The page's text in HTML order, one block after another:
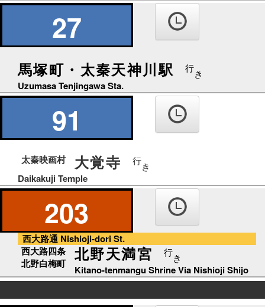
27
馬塚町・太秦天神川駅 行き
Uzumasa Tenjingawa Sta.
91
太秦映画村 大覚寺 行き
Daikakuji Temple
203
西大路通 Nishioji-dori St.
西大路四条
北野白梅町
北野天満宮 行き
Kitano-tenmangu Shrine Via Nishioji Shijo